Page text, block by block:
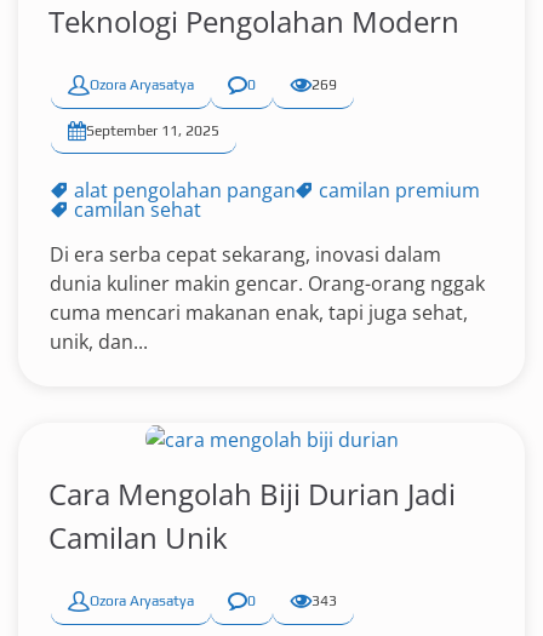
Teknologi Pengolahan Modern
Ozora Aryasatya 0 269
September 11, 2025
alat pengolahan pangan camilan premium
camilan sehat
Di era serba cepat sekarang, inovasi dalam
dunia kuliner makin gencar. Orang-orang nggak
cuma mencari makanan enak, tapi juga sehat,
unik, dan...
Cara Mengolah Biji Durian Jadi
Camilan Unik
Ozora Aryasatya 0 343